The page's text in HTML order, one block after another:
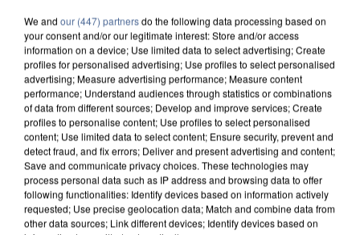
UN SECOND CADRE DE LA DZ MAFIA
We and our (447) partnersdo the following data processing based on
your consent and/or our legitimate interest: Store and/or access
information on a device; Use limited data to select advertising; Create
profiles for personalised advertising; Use profiles to select personalised
advertising; Measure advertising performance; Measure content
performance; Understand audiences through statistics or combinations
of data from different sources; Develop and improve services; Create
profiles to personalise content; Use profiles to select personalised
content; Use limited data to select content; Ensure security, prevent and
detect fraud, and fix errors; Deliver and present advertising and content;
Save and communicate privacy choices. These technologies may
process personal data such as IP address and browsing data to offer
following functionalities: Identify devices based on information actively
requested; Use precise geolocation data; Match and combine data from
other data sources; Link different devices; Identify devices based on